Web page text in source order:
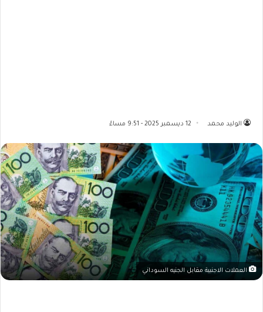
الوليد محمد 12 ديسمبر 2025 - 9:51 مساءً
العملات الاجنبية مقابل الجنيه السوداني